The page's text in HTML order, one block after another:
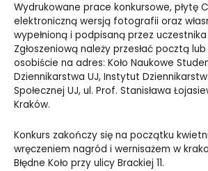
Wydrukowane prace konkursowe, płytę
elektroniczną wersją fotografii oraz
wypełnioną i podpisaną przez
Zgłoszeniową należy przesłać pocztą
osobiście na adres: Koło Naukowe
Dziennikarstwa UJ, Instytut
Społecznej UJ, ul. Prof. Stanisława
Kraków.
Konkurs zakończy się na początku
wręczeniem nagród i wernisażem w
Błędne Koło przy ulicy Brackiej 11.